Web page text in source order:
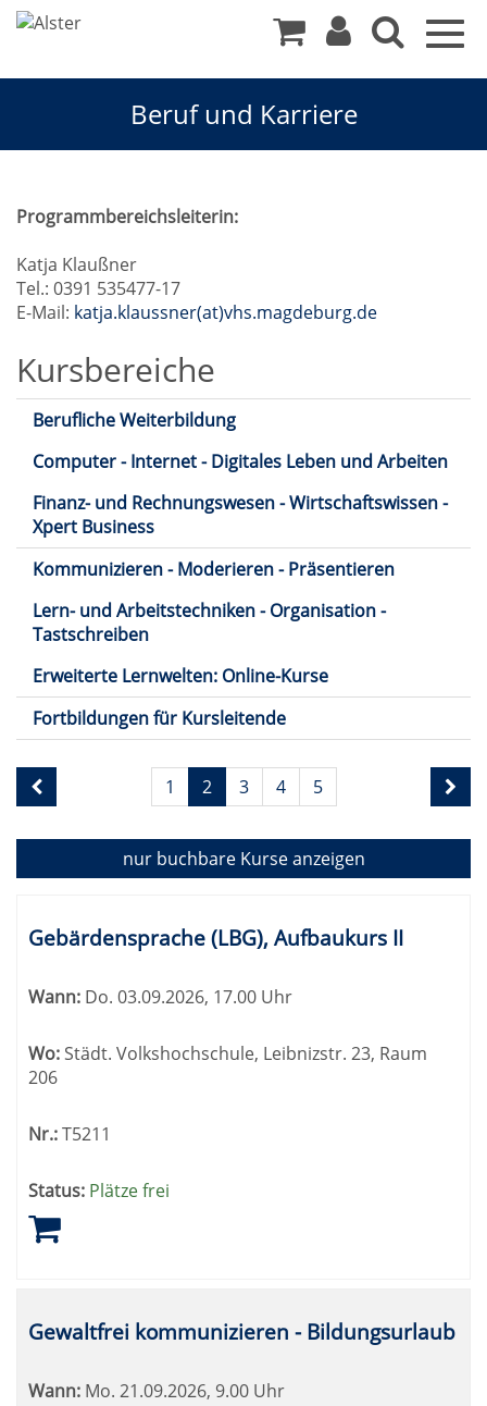
Beruf und Karriere
Beruf
und
Karriere
Programmbereichsleiterin:
Katja Klaußner
Tel.: 0391 535477-17
E-Mail: katja.klaussner(at)vhs.magdeburg.de
Kursbereiche
Berufliche Weiterbildung
Computer - Internet - Digitales Leben und Arbeiten
Finanz- und Rechnungswesen - Wirtschaftswissen -
Xpert Business
Kommunizieren - Moderieren - Präsentieren
Lern- und Arbeitstechniken - Organisation -
Tastschreiben
Erweiterte Lernwelten: Online-Kurse
Fortbildungen für Kursleitende
Seite
2
1 2 3 4 5
nur buchbareKurse anzeigen
Tabellenüberschriften
können
werden.
Gebärdensprache (LBG), Aufbaukurs II
Wann: Do. 03.09.2026, 17.00 Uhr
Wo:Städt. Volkshochschule, Leibnizstr. 23, Raum
206
Nr.:T5211
Status: Plätze frei
Gewaltfrei kommunizieren - Bildungsurlaub
Wann: Mo. 21.09.2026, 9.00 Uhr